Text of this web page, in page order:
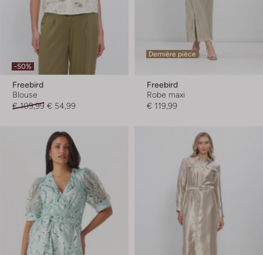
-50%
Freebird
Blouse
€ 109,99 € 54,99
Dernière pièce
Freebird
Robe maxi
€ 119,99